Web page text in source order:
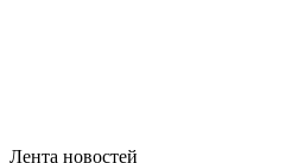
Лента новостей